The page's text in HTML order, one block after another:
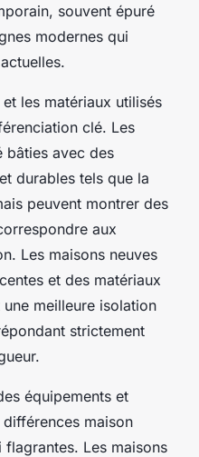
souvent épuré
modernes qui
les matériaux utilisés
clé. Les
bâties avec des
durables tels que la
peuvent montrer des
aux
Les maisons neuves
et des matériaux
meilleure isolation
strictement
équipements et
différences maison
flagrantes. Les maisons